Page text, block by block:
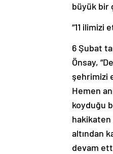
büyük bir
“11 ilimizi
6 Şubat
Önsay,
şehrimizi
Hemen
koyduğu
hakikaten
altından
devam